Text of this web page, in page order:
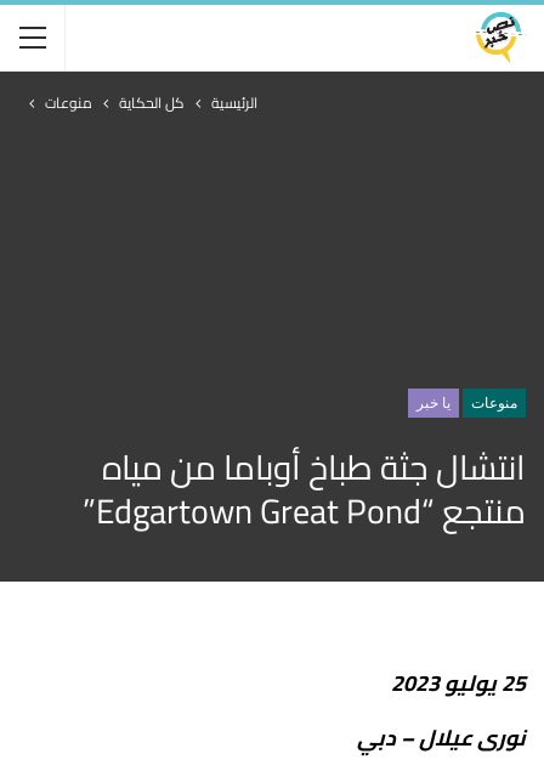
الرئيسية كل الحكاية منوعات
منوعات يا خبر
انتشال جثة طباخ أوباما من مياه
منتجع “Edgartown Great Pond”
25يوليو2023
نورىعيلال–دبي